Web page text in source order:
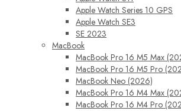
Apple Watch Series 10 GPS
Apple Watch SE3
SE 2023
MacBook
MacBook Pro 16 M5 Max
MacBook Pro 16 M5 Pro
MacBook Neo (2026)
MacBook Pro 16 M4 Max
MacBook Pro 16 M4 Pro